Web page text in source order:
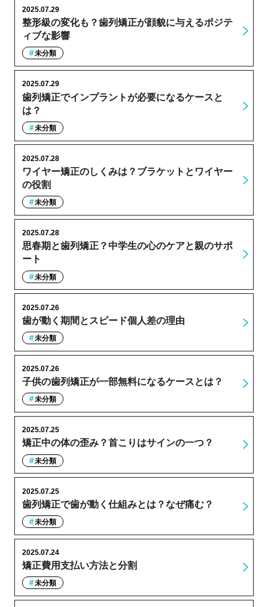
整形級の変化も？歯列矯正が顔貌に与えるポジテ
ィブな影響
2025.07.29
未分類
歯列矯正でインプラントが必要になるケースと
は？
2025.07.29
未分類
ワイヤー矯正のしくみは？ブラケットとワイヤー
の役割
2025.07.28
未分類
思春期と歯列矯正？中学生の心のケアと親のサポ
ート
2025.07.28
未分類
歯が動く期間とスピード個人差の理由
2025.07.26
未分類
子供の歯列矯正が一部無料になるケースとは？
2025.07.26
未分類
矯正中の体の歪み？首こりはサインの一つ？
2025.07.25
未分類
歯列矯正で歯が動く仕組みとは？なぜ痛む？
2025.07.25
未分類
矯正費用支払い方法と分割
2025.07.24
未分類